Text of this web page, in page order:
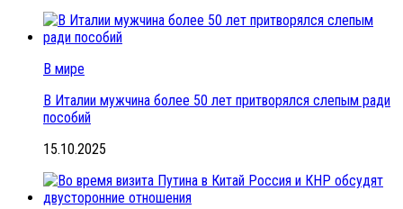
В мире
В Италии мужчина более 50 лет притворялся слепым ради
пособий
15.10.2025